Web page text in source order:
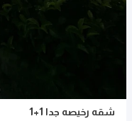
شقه رخيصه جدا 1+1